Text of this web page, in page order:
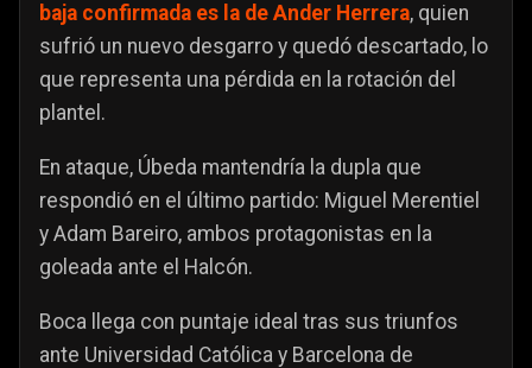
baja confirmada es la de Ander Herrera, quien
sufrió un nuevo desgarro y quedó descartado, lo
que representa una pérdida en la rotación del
plantel.
En ataque, Úbeda mantendría la dupla que
respondió en el último partido: Miguel Merentiel
y Adam Bareiro, ambos protagonistas en la
goleada ante el Halcón.
Boca llega con puntaje ideal tras sus triunfos
ante Universidad Católica y Barcelona de